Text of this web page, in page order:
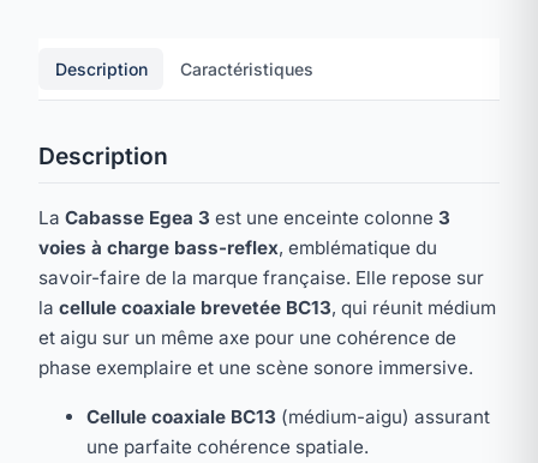
Description Caractéristiques
Description
La Cabasse Egea 3 est une enceinte colonne 3
voies à charge bass-reflex, emblématique du
savoir-faire de la marque française. Elle repose sur
la cellule coaxiale brevetée BC13, qui réunit médium
et aigu sur un même axe pour une cohérence de
phase exemplaire et une scène sonore immersive.
Cellule coaxiale BC13 (médium-aigu) assurant
une parfaite cohérence spatiale.